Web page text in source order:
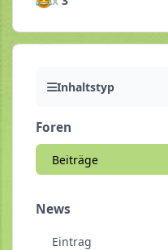
Inhaltstyp
Foren
Beiträge
News
Eintrag